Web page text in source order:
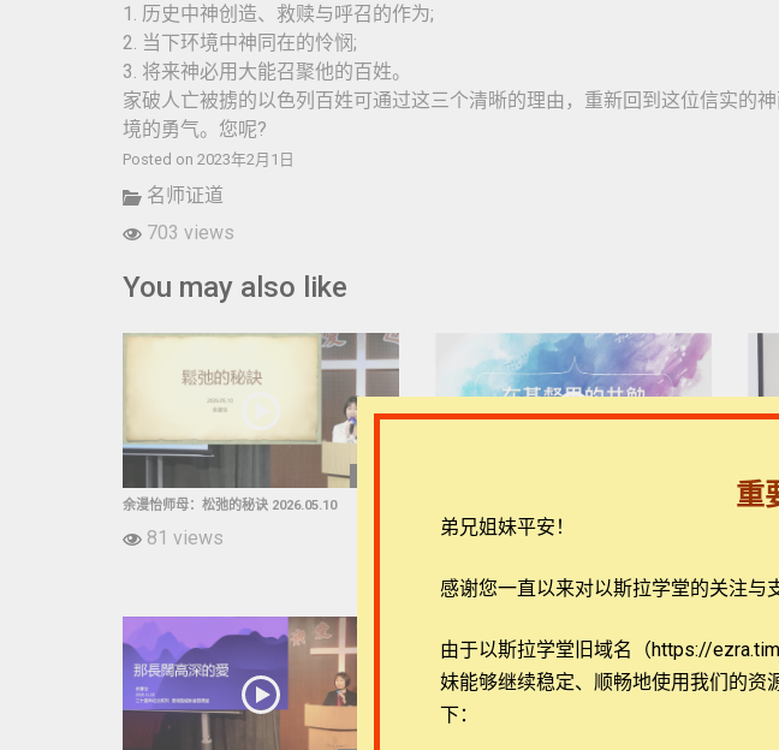
1. 历史中神创造、救赎与呼召的作为;
2. 当下环境中神同在的怜悯;
3. 将来神必用大能召聚他的百姓。
家破人亡被掳的以色列百姓可通过这三个清晰的理由，重新回到这位信实的
境的勇气。您呢?
Posted on 2023年2月1日
名师证道
703 views
You may also like
余漫怡师母：松弛的秘诀 2026.05.10
81 views 149 views
余达
重
弟兄姐妹平安！
感谢您一直以来对以斯拉学堂的关注与
由于以斯拉学堂旧域名（https://
妹能够继续稳定、顺畅地使用我们的资
下：